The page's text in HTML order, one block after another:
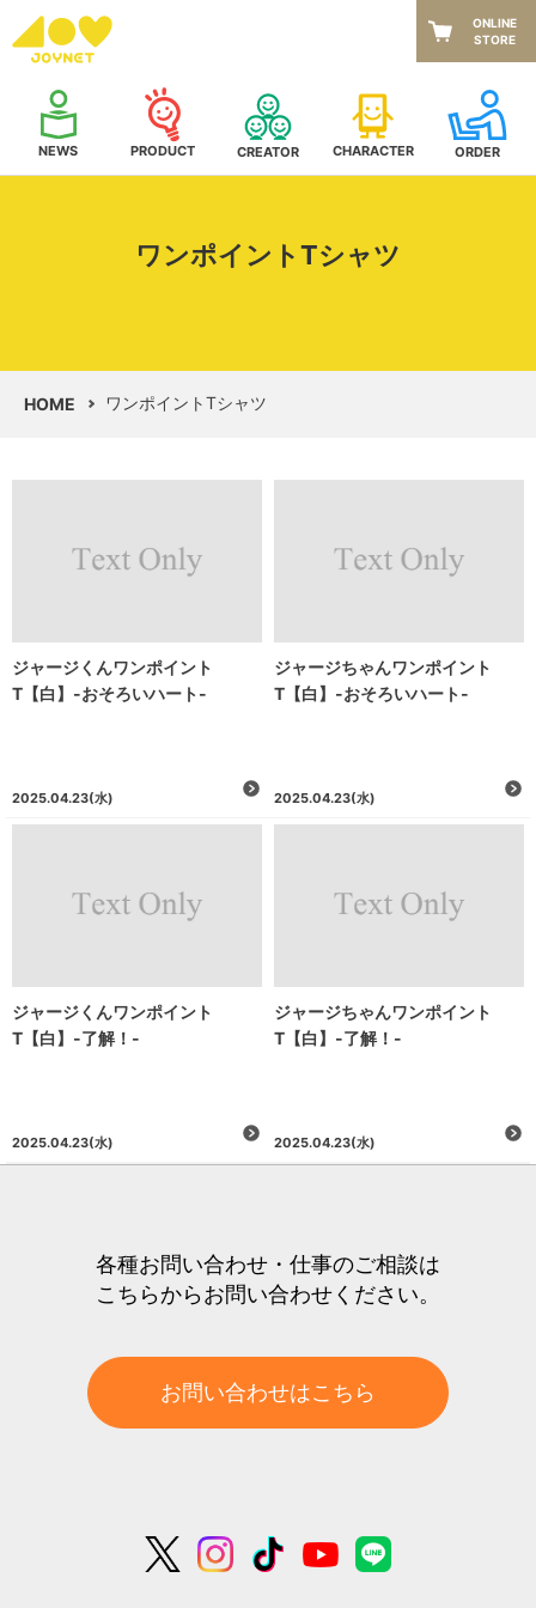
NEWS PRODUCT CREATOR CHARACTER ORDER
ONLINE
STORE
ワンポイントTシャツ
HOME ワンポイントTシャツ
ジャージくんワンポイント
T【白】-おそろいハート-
2025.04.23(水)
ジャージちゃんワンポイント
T【白】-おそろいハート-
2025.04.23(水)
ジャージくんワンポイント
T【白】-了解！-
2025.04.23(水)
ジャージちゃんワンポイント
T【白】-了解！-
2025.04.23(水)
各種お問い合わせ・仕事のご相談は
こちらからお問い合わせください。
お問い合わせはこちら